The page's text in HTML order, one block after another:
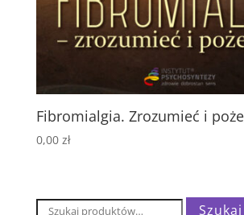
Fibromialgia. Zrozumieć i
0,00 zł
Szukaj: Szukaj